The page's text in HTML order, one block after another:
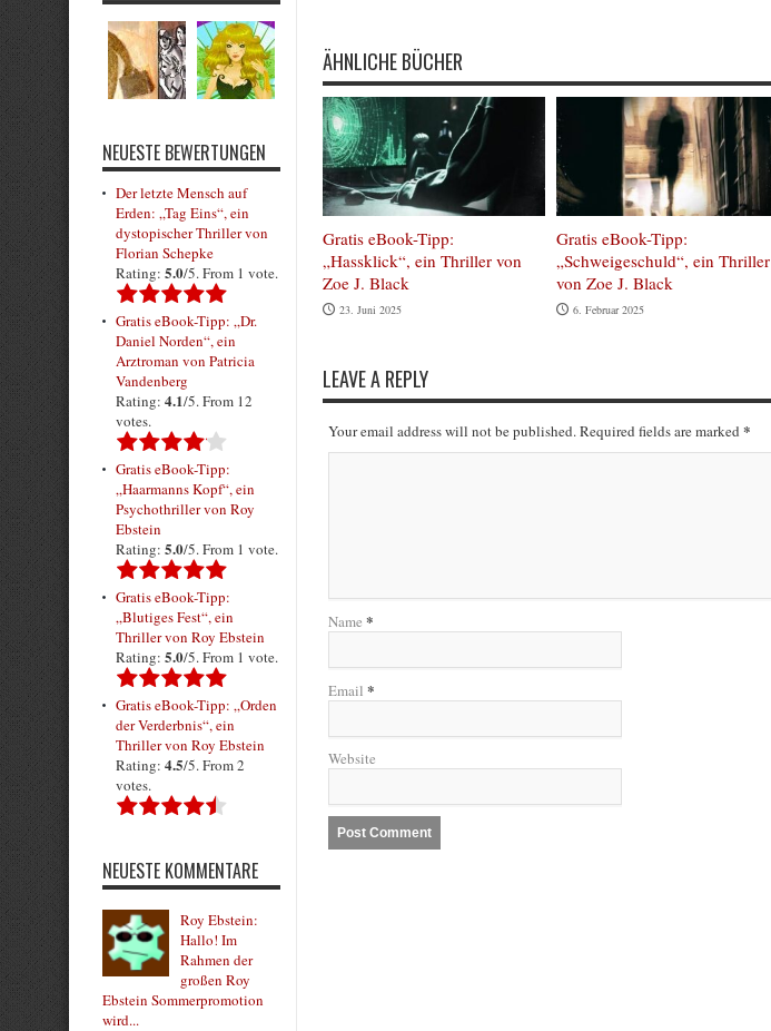
ÄHNLICHE BÜCHER
Gratis eBook-Tipp:
„Hassklick“, ein Thriller von
Zoe J. Black
23. Juni 2025
Gratis eBook-Tipp:
„Schweigeschuld“, ein Thriller
von Zoe J. Black
6. Februar 2025
LEAVE A REPLY
Your email address will not be published. Required fields are marked *
Name *
Email *
Website
NEUESTE BEWERTUNGEN
Der letzte Mensch auf
Erden: „Tag Eins“, ein
dystopischer Thriller von
Florian Schepke
Rating: 5.0/5. From 1 vote.
Gratis eBook-Tipp: „Dr.
Daniel Norden“, ein
Arztroman von Patricia
Vandenberg
Rating: 4.1/5. From 12
votes.
Gratis eBook-Tipp:
„Haarmanns Kopf“, ein
Psychothriller von Roy
Ebstein
Rating: 5.0/5. From 1 vote.
Gratis eBook-Tipp:
„Blutiges Fest“, ein
Thriller von Roy Ebstein
Rating: 5.0/5. From 1 vote.
Gratis eBook-Tipp: „Orden
der Verderbnis“, ein
Thriller von Roy Ebstein
Rating: 4.5/5. From 2
votes.
NEUESTE KOMMENTARE
Roy Ebstein:
Hallo! Im
Rahmen der
großen Roy
Ebstein Sommerpromotion
wird...